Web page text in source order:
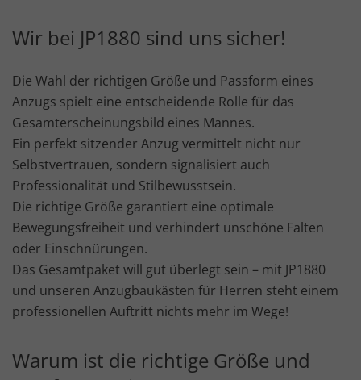
Wir bei JP1880 sind uns sicher!
Die Wahl der richtigen Größe und Passform eines
Anzugs spielt eine entscheidende Rolle für das
Gesamterscheinungsbild eines Mannes.
Ein perfekt sitzender Anzug vermittelt nicht nur
Selbstvertrauen, sondern signalisiert auch
Professionalität und Stilbewusstsein.
Die richtige Größe garantiert eine optimale
Bewegungsfreiheit und verhindert unschöne Falten
oder Einschnürungen.
Das Gesamtpaket will gut überlegt sein – mit JP1880
und unseren Anzugbaukästen für Herren steht einem
professionellen Auftritt nichts mehr im Wege!
Warum ist die richtige Größe und